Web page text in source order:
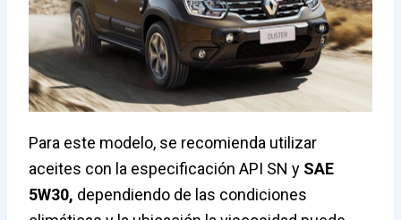
Para este modelo, se recomienda utilizar
aceites con la especificación API SN y SAE
5W30, dependiendo de las condiciones